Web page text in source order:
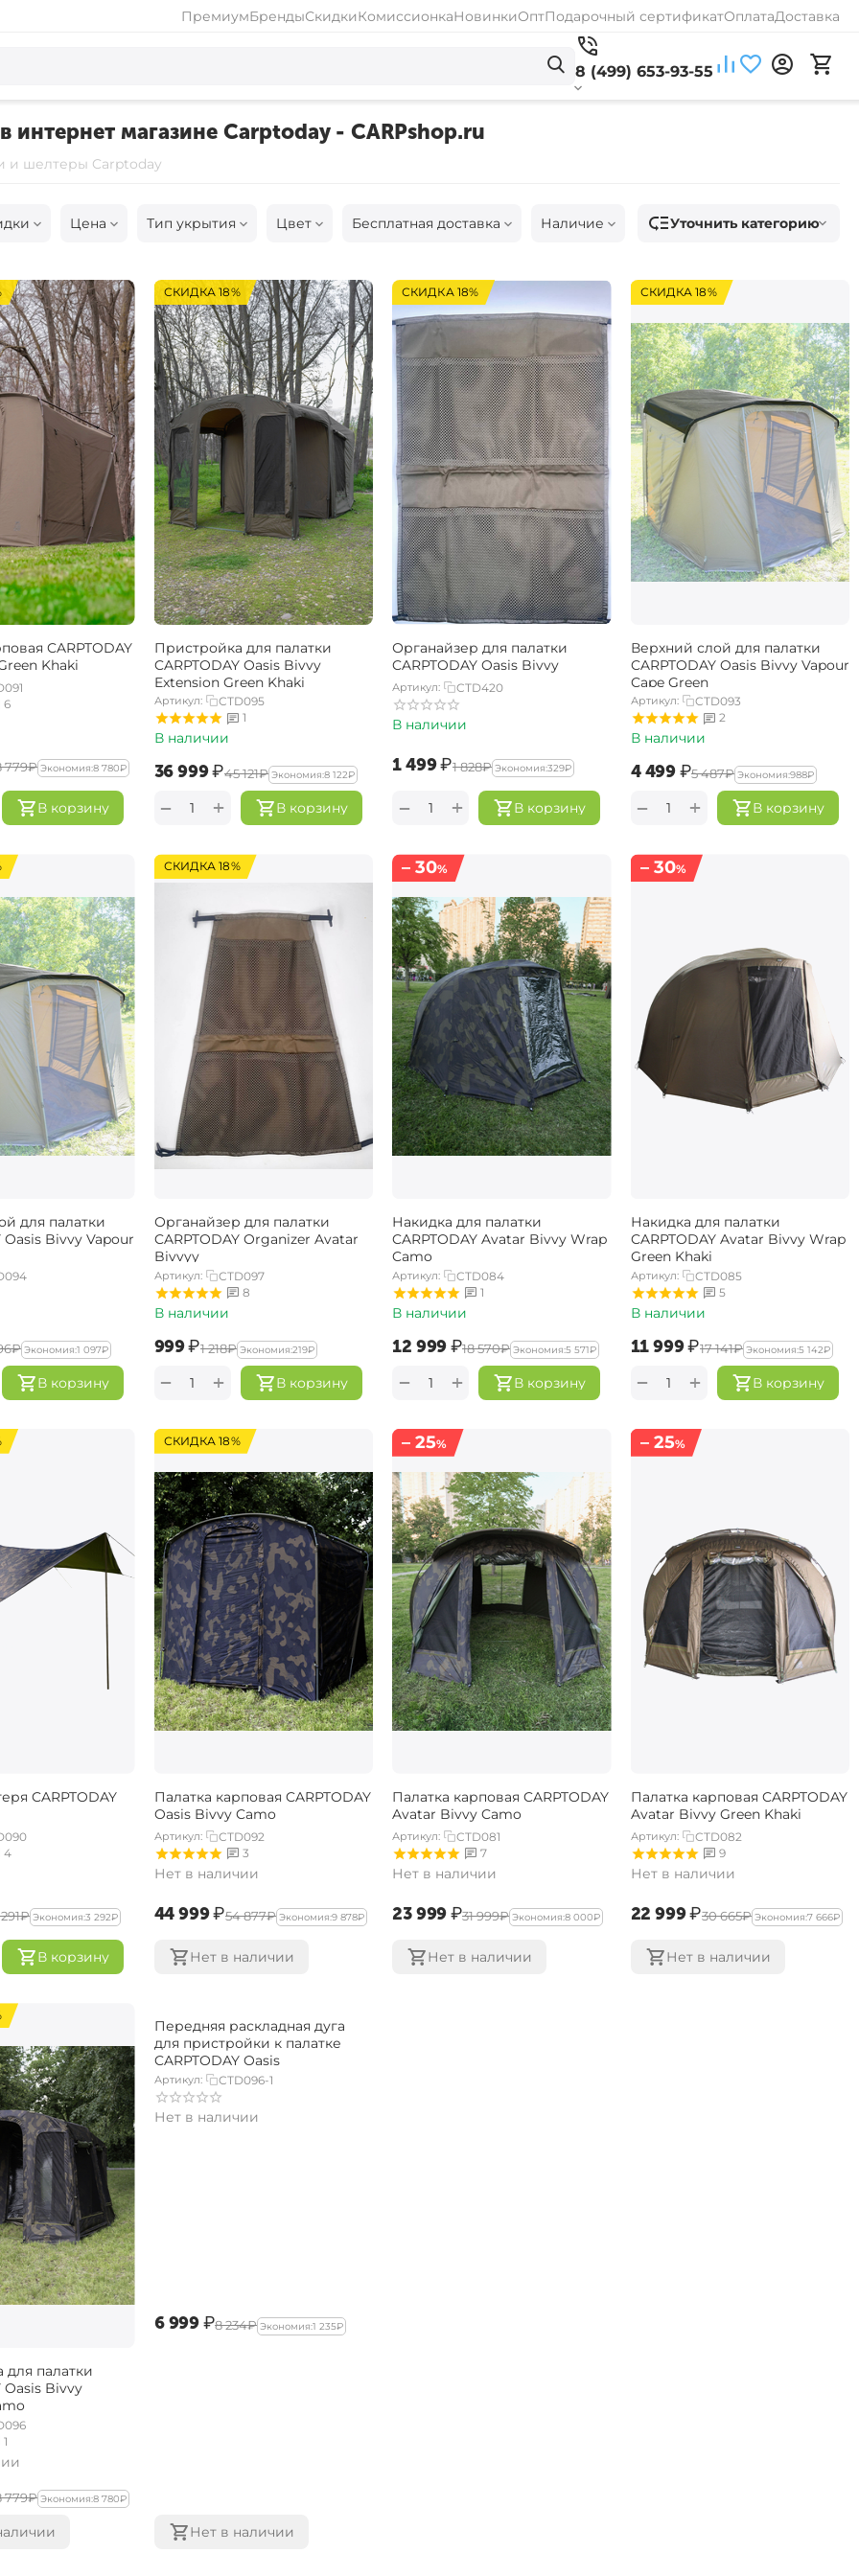
ПремиумБрендыСкидкиКомиссионкаНовинкиОптПодарочный сертификатОплатаДоставка
8 (499) 653-93-55
магазине Carptoday - CARPshop.ru
и шелтеры Carptoday
Цена Тип укрытия Цвет Бесплатная доставка Наличие Уточнить категорию
CARPTODAY
Khaki
6
779‍₽ Экономия:‍8 780‍₽
В корзину
СКИДКА 18%
Пристройка для палатки
CARPTODAY Oasis Bivvy
Extension Green Khaki
Артикул:
CTD095
1
В наличии
‍36 999‍₽‍45 121‍₽ Экономия:‍8 122‍₽
В корзину
+
−
СКИДКА 18%
Органайзер для палатки
CARPTODAY Oasis Bivvy
Артикул: CTD420
В наличии
‍1 499‍₽‍1 828‍₽ Экономия:‍329‍₽
В корзину
+
−
СКИДКА 18%
Верхний слой для палатки
CARPTODAY Oasis Bivvy Vapour
Cape Green
Артикул:
CTD093
2
В наличии
‍4 499‍₽‍5 487‍₽ Экономия:‍988‍₽
В корзину
+
−
для палатки
Oasis Bivvy Vapour
₽ Экономия:‍1 097‍₽
В корзину
СКИДКА 18%
Органайзер для палатки
CARPTODAY​ Organizer Avatar
Bivvyy
Артикул:
CTD097
8
В наличии
‍999‍₽‍1 218‍₽ Экономия:‍219‍₽
В корзину
+
−
– 30%
Накидка для палатки
CARPTODAY Avatar Bivvy Wrap
Camo
Артикул:
CTD084
1
В наличии
‍12 999‍₽‍18 570‍₽ Экономия:‍5 571‍₽
В корзину
+
−
– 30%
Накидка для палатки
CARPTODAY Avatar Bivvy Wrap
Green Khaki
Артикул:
CTD085
5
В наличии
‍11 999‍₽‍17 141‍₽ Экономия:‍5 142‍₽
В корзину
+
−
CARPTODAY
4
₽ Экономия:‍3 292‍₽
В корзину
СКИДКА 18%
Палатка карповая CARPTODAY
Oasis Bivvy Camo
Артикул:
CTD092
3
Нет в наличии
‍44 999‍₽‍54 877‍₽ Экономия:‍9 878‍₽
Нет в наличии
– 25%
Палатка карповая CARPTODAY
Avatar Bivvy Camo
Артикул:
CTD081
7
Нет в наличии
‍23 999‍₽‍31 999‍₽ Экономия:‍8 000‍₽
Нет в наличии
– 25%
Палатка карповая CARPTODAY
Avatar Bivvy Green Khaki
Артикул:
CTD082
9
Нет в наличии
‍22 999‍₽‍30 665‍₽ Экономия:‍7 666‍₽
Нет в наличии
палатки
Oasis Bivvy
1
779‍₽ Экономия:‍8 780‍₽
Передняя раскладная дуга
для пристройки к палатке
CARPTODAY Oasis
Артикул: CTD096-1
Нет в наличии
‍6 999‍₽‍8 234‍₽ Экономия:‍1 235‍₽
Нет в наличии